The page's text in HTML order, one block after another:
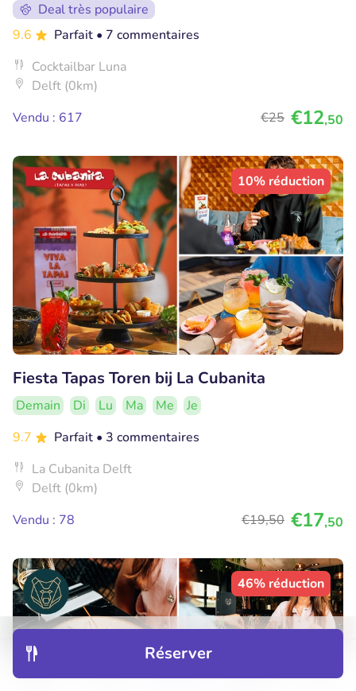
Réserver
Deal très populaire
9.6
Parfait • 7 commentaires
Cocktailbar Luna
Delft (0km)
Vendu : 617
€25 €12,50
10% réduction
Fiesta Tapas Toren bij La Cubanita
Demain Di Lu Ma Me
Je
9.7
Parfait • 3 commentaires
La Cubanita Delft
Delft (0km)
Vendu : 78
€19,50 €17,50
46% réduction